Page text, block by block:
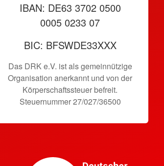
IBAN: DE63 3702 0500
0005 0233 07
BIC: BFSWDE33XXX
Das DRK e.V. ist als gemeinnützige
Organisation anerkannt und von der
Körperschaftssteuer befreit.
Steuernummer 27/027/36500